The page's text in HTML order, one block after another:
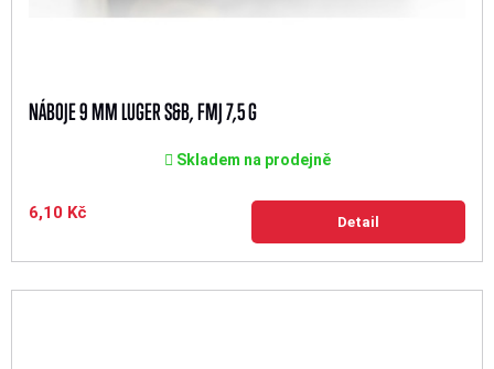
NÁBOJE 9 MM LUGER S&B, FMJ 7,5 G
Skladem na prodejně
6,10 Kč Detail